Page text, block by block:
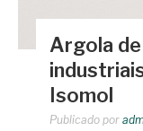
Argola
Isomol
Publicado por